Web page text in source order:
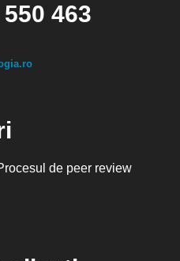
463
de peer review